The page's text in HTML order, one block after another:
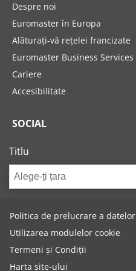
Despre noi
Euromaster în Europa
Alăturați-vă rețelei francizate
Euromaster Business Services
Cariere
Accesibilitate
SOCIAL
Titlu
Alege-ți țara
Politica de prelucrare a datelor
Utilizarea modulelor cookie
Termeni și Condiții
Harta site-ului